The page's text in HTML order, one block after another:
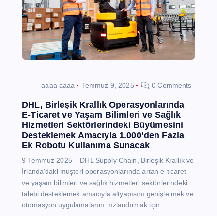
aaaa aaaa Temmuz 9, 2025 0 Comments
DHL, Birleşik Krallık Operasyonlarında
E-Ticaret ve Yaşam Bilimleri ve Sağlık
Hizmetleri Sektörlerindeki Büyümesini
Desteklemek Amacıyla 1.000’den Fazla
Ek Robotu Kullanıma Sunacak
9 Temmuz 2025 – DHL Supply Chain, Birleşik Krallık ve
İrlanda’daki müşteri operasyonlarında artan e-ticaret
ve yaşam bilimleri ve sağlık hizmetleri sektörlerindeki
talebi desteklemek amacıyla altyapısını genişletmek ve
otomasyon uygulamalarını hızlandırmak için…